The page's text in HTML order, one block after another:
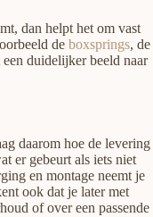
dan helpt het om vast
de boxsprings, de
een duidelijker beeld naar
daarom hoe de levering
er gebeurt als iets niet
en montage neemt je
ook dat je later met
of over een passende